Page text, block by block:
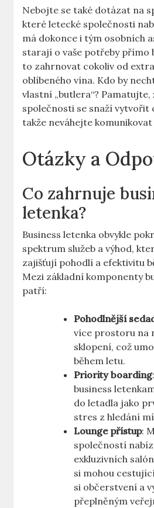
Nebojte se také dotázat na
které letecké společnosti
má dokonce i tým osobních
starají o vaše potřeby přímo
to zahrnovat cokoliv od
oblíbeného vína. Kdo by
vlastní „butlera“? Pamatujte,
společnosti se snaží vytvořit
takže neváhejte
Otázky a
Co zahrnuje
letenka?
Business letenka obvykle
spektrum služeb a výhod,
zajišťují pohodlí a efektivitu
Mezi základní komponenty
patří:
Pohodlnější
více prostoru na
sklopení, což
během letu.
Priority boarding
business
do letadla jako
stres z hledání
Lounge přístup:
společností
exkluzivních
si mohou
si občerstvení a
přeplněným